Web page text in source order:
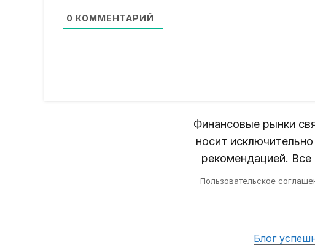
0 КОММЕНТАРИЙ
Финансовые рынки
носит
рекомендацией.
Пользовательское
Блог